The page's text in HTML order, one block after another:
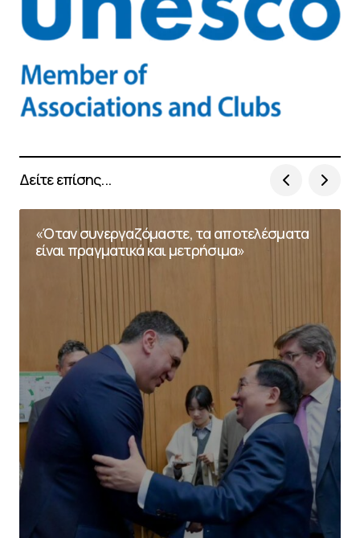
Δείτε επίσης...
«Όταν συνεργαζόμαστε, τα αποτελέσματα
είναι πραγματικά και μετρήσιμα»